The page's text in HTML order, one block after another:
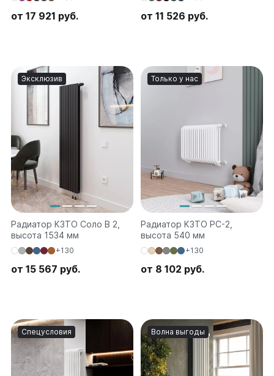
от 17 921 руб. от 11 526 руб.
Эксклюзив
Радиатор КЗТО Соло В 2,
высота 1534 мм
+130
от 15 567 руб.
Только у нас
Радиатор КЗТО РС-2,
высота 540 мм
+130
от 8 102 руб.
Спецусловия Волна выгоды